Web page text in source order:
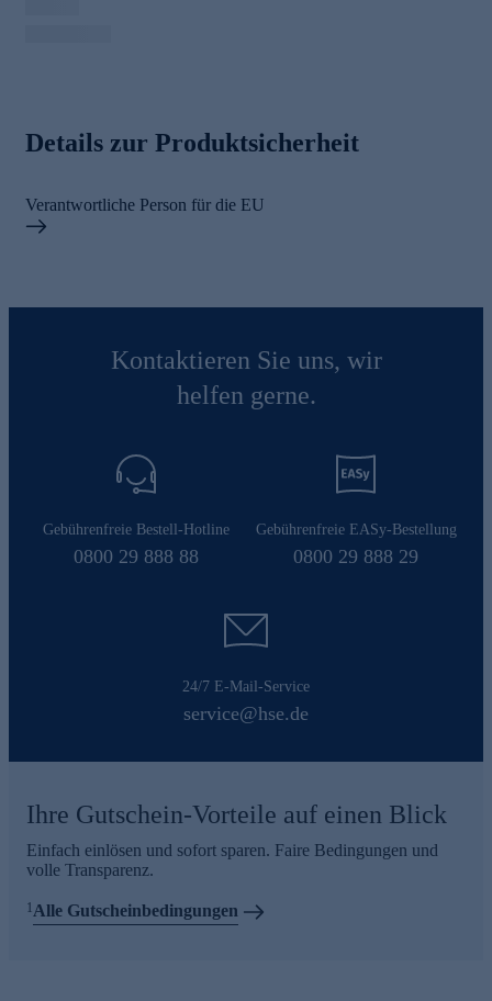
Details zur Produktsicherheit
Verantwortliche Person für die EU
Kontaktieren Sie uns, wir
helfen gerne.
Gebührenfreie Bestell-Hotline
0800 29 888 88
Gebührenfreie EASy-Bestellung
0800 29 888 29
24/7 E-Mail-Service
service@hse.de
Ihre Gutschein-Vorteile auf einen Blick
Einfach einlösen und sofort sparen. Faire Bedingungen und
volle Transparenz.
1 Alle Gutscheinbedingungen